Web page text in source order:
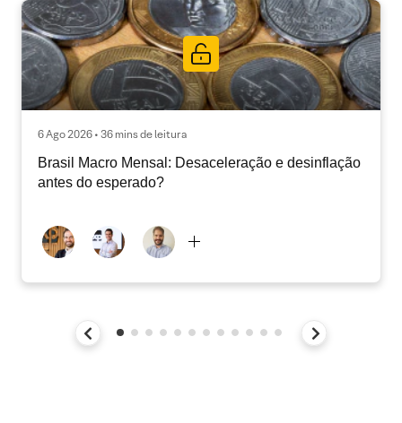
6 Ago 2026 • 36 mins de leitura
Brasil Macro Mensal: Desaceleração e desinflação
antes do esperado?